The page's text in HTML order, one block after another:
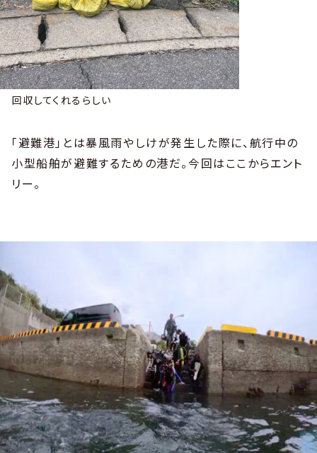
回収してくれるらしい
「避難港」とは暴風雨やしけが発生した際に、航行中の
小型船舶が避難するための港だ。今回はここからエント
リー。